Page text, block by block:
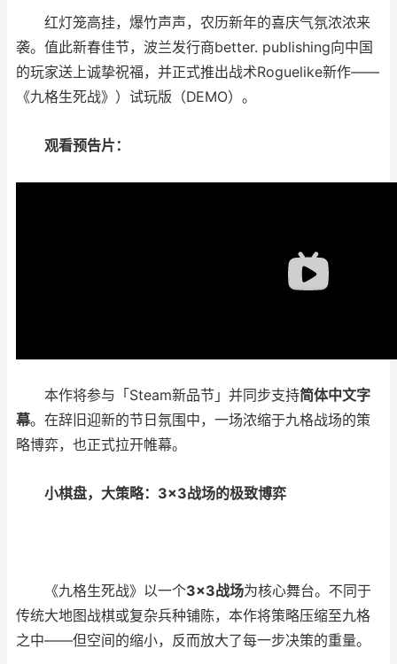
红灯笼高挂，爆竹声声，农历新年的喜庆气氛浓浓来
袭。值此新春佳节，波兰发行商better. publishing向中国
的玩家送上诚挚祝福，并正式推出战术Roguelike新作——
《九格生死战》）试玩版（DEMO）。
观看预告片：
本作将参与「 Steam新品节」并同步支持简体中文字
幕。在辞旧迎新的节日氛围中，一场浓缩于九格战场的策
略博弈，也正式拉开帷幕。
小棋盘，大策略： 3×3战场的极致博弈
《九格生死战》以一个3×3战场为核心舞台。不同于
传统大地图战棋或复杂兵种铺陈，本作将策略压缩至九格
之中——但空间的缩小，反而放大了每一步决策的重量。